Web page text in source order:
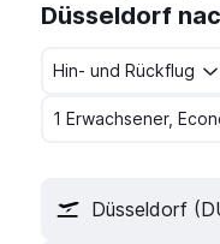
Düsseldorf
Hin- und Rückflug
1 Erwachsener,
Düsseldorf